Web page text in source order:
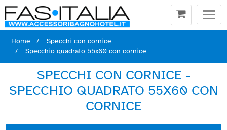
Home
Specchi con cornice
Specchio quadrato 55x60 con cornice
SPECCHI CON CORNICE -
SPECCHIO QUADRATO 55X60 CON
CORNICE